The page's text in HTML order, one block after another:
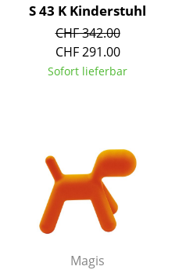
Stapelbetten
Kinderbetten
Nachttische & Bettzubehör
Uhren
Spiegel
Figuren & Miniaturen
S 43 K Kinderstuhl
CHF 342.00
CHF 291.00
Sofort lieferbar
Magis